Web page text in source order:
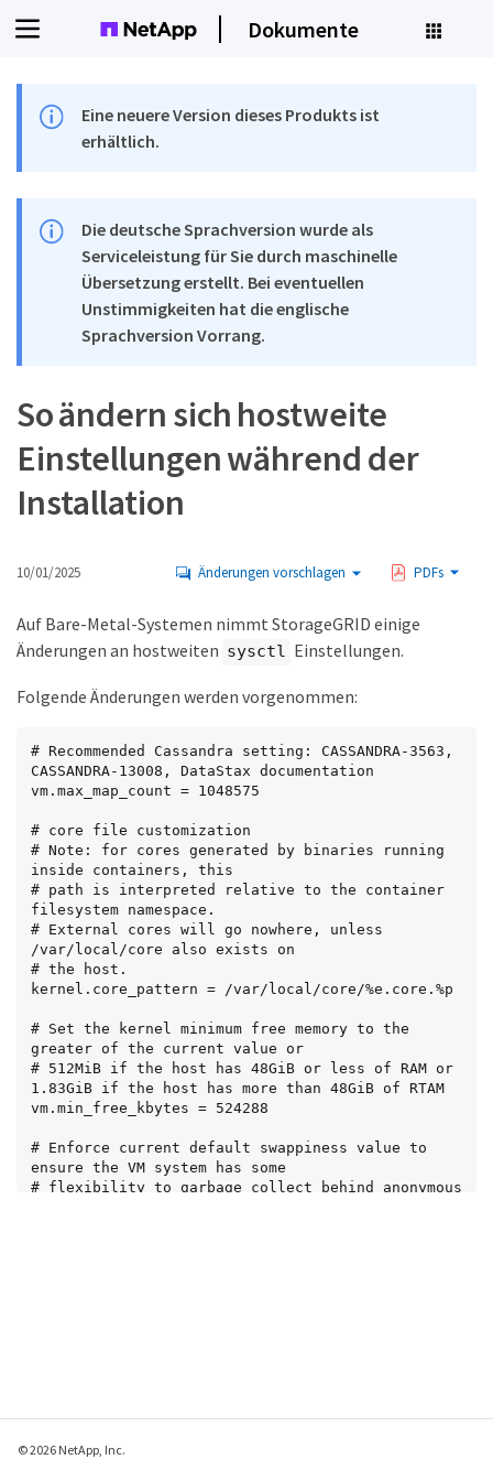
Dokumente
Eine neuere Version dieses Produkts ist
erhältlich.
Die deutsche Sprachversion wurde als
Serviceleistung für Sie durch maschinelle
Übersetzung erstellt. Bei eventuellen
Unstimmigkeiten hat die englische
Sprachversion Vorrang.
So ändern sich hostweite
Einstellungen während der
Installation
10/01/2025 Änderungen vorschlagen PDFs
Auf Bare-Metal-Systemen nimmt StorageGRID einige
Änderungen an hostweiten sysctl Einstellungen.
Folgende Änderungen werden vorgenommen:
# Recommended Cassandra setting: CASSANDRA-3563,
CASSANDRA-13008, DataStax documentation
vm.max_map_count = 1048575
# core file customization
# Note: for cores generated by binaries running
inside containers, this
# path is interpreted relative to the container
filesystem namespace.
# External cores will go nowhere, unless
/var/local/core also exists on
# the host.
kernel.core_pattern = /var/local/core/%e.core.%p
# Set the kernel minimum free memory to the
greater of the current value or
# 512MiB if the host has 48GiB or less of RAM or
1.83GiB if the host has more than 48GiB of RTAM
vm.min_free_kbytes = 524288
# Enforce current default swappiness value to
ensure the VM system has some
# flexibility to garbage collect behind anonymous
vm.watermark_scale_factor = 200
vm.dirty_ratio = 90
© 2026 NetApp, Inc.